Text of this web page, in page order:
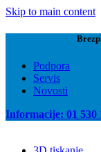
Skip to main content
Podpora
Servis
Novosti
Informacije: 01 530